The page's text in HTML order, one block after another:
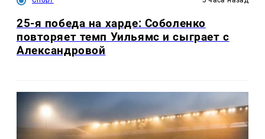
25-я победа на харде: Соболенко
повторяет темп Уильямс и сыграет с
Александровой